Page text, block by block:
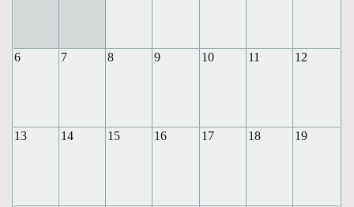
6 7 8 9 10 11 12
13 14 15 16 17 18 19